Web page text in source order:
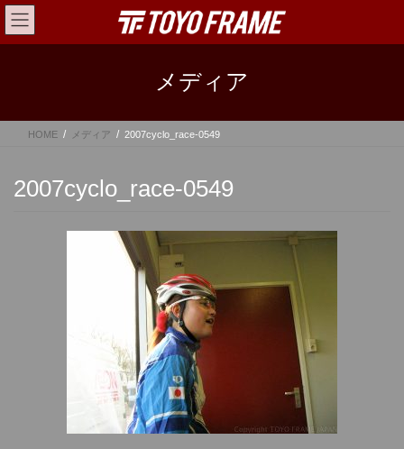
コ
ン
テ
ス
ナ
ビ
ゲ
ン
メディア
HOME メディア 2007cyclo_race-0549
2007cyclo_race-0549